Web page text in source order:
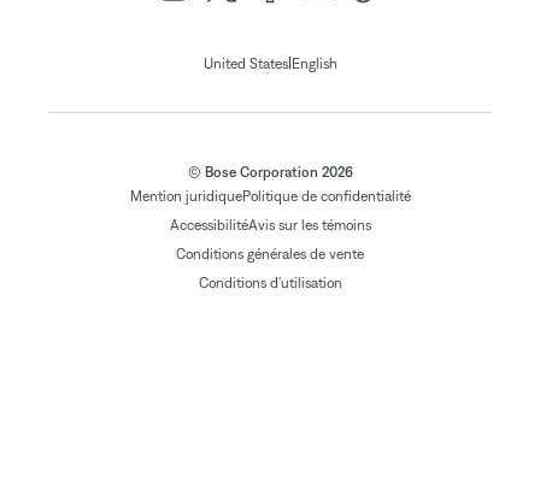
United States| English
© Bose Corporation 2026
Mention juridiquePolitique de confidentialité
AccessibilitéAvis sur les témoins
Conditions générales de vente
Conditions d'utilisation